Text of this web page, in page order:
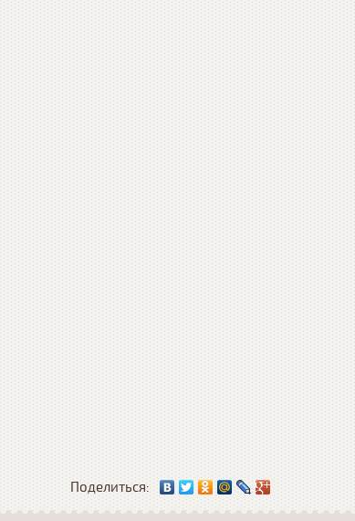
Поделиться: